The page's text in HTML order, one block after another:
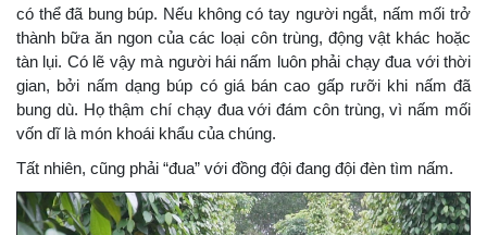
có thể đã bung búp. Nếu không có tay người ngắt, nấm mối trở
thành bữa ăn ngon của các loại côn trùng, động vật khác hoặc
tàn lụi. Có lẽ vậy mà người hái nấm luôn phải chạy đua với thời
gian, bởi nấm dạng búp có giá bán cao gấp rưỡi khi nấm đã
bung dù. Họ thậm chí chạy đua với đám côn trùng, vì nấm mối
vốn dĩ là món khoái khẩu của chúng.
Tất nhiên, cũng phải “đua” với đồng đội đang đội đèn tìm nấm.